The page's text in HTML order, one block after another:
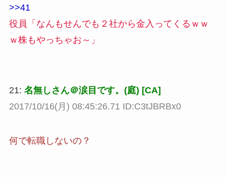
>>41
役員「なんもせんでも２社から金入ってくるｗｗ
ｗ株もやっちゃお～」
21: 名無しさん＠涙目です。(庭) [CA]
2017/10/16(月) 08:45:26.71 ID:C3tJBRBx0
何で転職しないの？